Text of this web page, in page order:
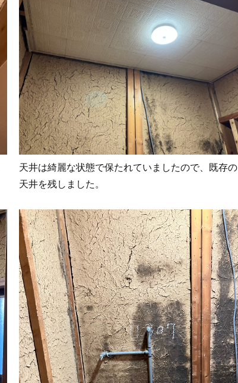
天井は綺麗な状態で保たれていましたので、既存の
天井を残しました。